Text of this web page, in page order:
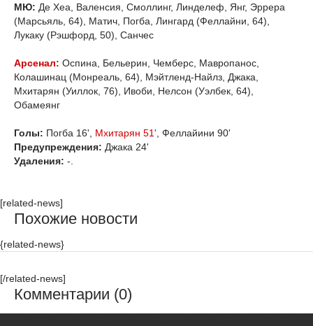
МЮ: Де Хеа, Валенсия, Смоллинг, Линделеф, Янг, Эррера
(Марсьяль, 64), Матич, Погба, Лингард (Феллайни, 64),
Лукаку (Рэшфорд, 50), Санчес
Арсенал: Оспина, Бельерин, Чемберс, Мавропанос,
Колашинац (Монреаль, 64), Мэйтленд-Найлз, Джака,
Мхитарян (Уиллок, 76), Ивоби, Нелсон (Уэлбек, 64),
Обамеянг
Голы: Погба 16', Мхитарян 51', Феллайини 90'
Предупреждения: Джака 24'
Удаления: -.
[related-news]
Похожие новости
{related-news}
[/related-news]
Комментарии (0)